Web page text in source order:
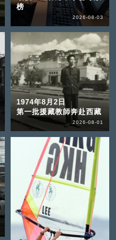
榜
2026-08-03
1974年8月2日
第一批援藏教師奔赴西藏
2026-08-01